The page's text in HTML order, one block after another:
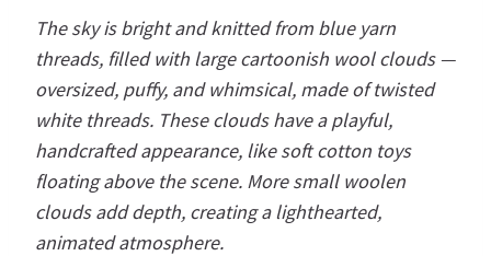
The sky is bright and knitted from blue yarn
threads, filled with large cartoonish wool clouds —
oversized, puffy, and whimsical, made of twisted
white threads. These clouds have a playful,
handcrafted appearance, like soft cotton toys
floating above the scene. More small woolen
clouds add depth, creating a lighthearted,
animated atmosphere.